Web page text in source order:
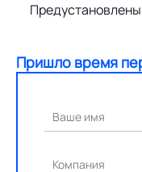
Предустановлены
Пришло время
Ваше имя
Компания